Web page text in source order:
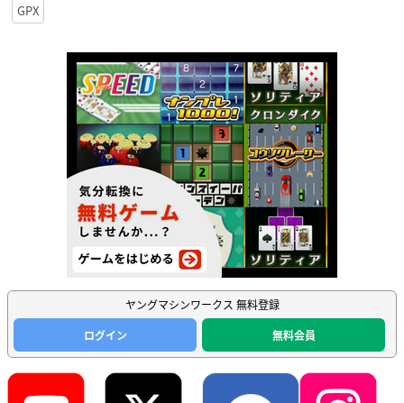
GPX
ヤングマシンワークス 無料登録
ログイン
無料会員